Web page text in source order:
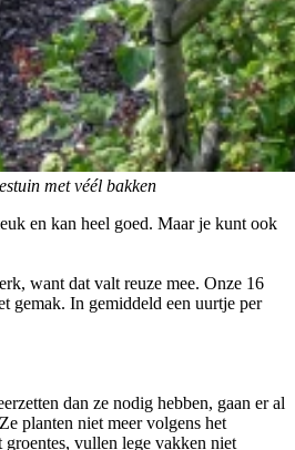
met véél bakken
en kan heel goed. Maar je kunt ook
want dat valt reuze mee. Onze 16
gemak. In gemiddeld een uurtje per
dan ze nodig hebben, gaan er al
planten niet meer volgens het
groentes, vullen lege vakken niet